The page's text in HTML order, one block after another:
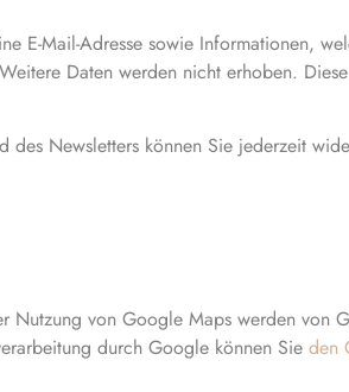
Mail-Adresse sowie Informationen,
Daten werden nicht erhoben.
Newsletters können Sie jederzeit
Nutzung von Google Maps werden von
durch Google können Sie den